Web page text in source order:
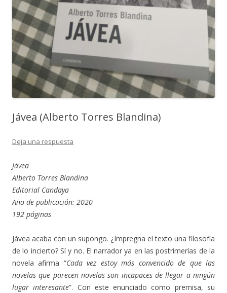
Jávea (Alberto Torres Blandina)
Deja una respuesta
Jávea
Alberto Torres Blandina
Editorial Candaya
Año de publicación: 2020
192 páginas
Jávea acaba con un supongo. ¿Impregna el texto una filosofía
de lo incierto? Sí y no. El narrador ya en las postrimerías de la
novela afirma “Cada vez estoy más convencido de que las
novelas que parecen novelas son incapaces de llegar a ningún
lugar interesante”. Con este enunciado como premisa, su